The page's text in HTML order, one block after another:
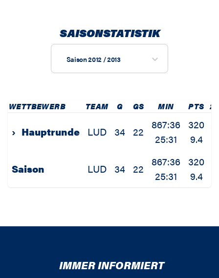
SAISONSTATISTIK
Saison 2012 / 2013
WETTBEWERB TEAM G GS MIN PTS
› Hauptrunde LUD 34 22
867:36
25:31
320
9.4
Saison LUD 34 22
867:36
25:31
320
9.4
IMMER INFORMIERT